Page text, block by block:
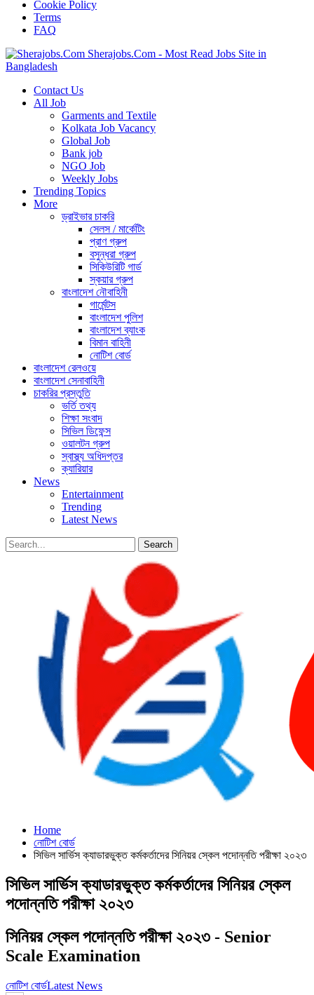
Cookie Policy
Terms
FAQ
Sherajobs.Com - Most Read Jobs Site in
Bangladesh
Contact Us
All Job
Garments and Textile
Kolkata Job Vacancy
Global Job
Bank job
NGO Job
Weekly Jobs
Trending Topics
More
ড্রাইভার চাকরি
সেলস / মার্কেটিং
প্রাণ গ্রুপ
বসুন্ধরা গ্রুপ
সিকিউরিটি গার্ড
স্কয়ার গ্রুপ
বাংলাদেশ নৌবাহিনী
গার্মেন্টস
বাংলাদেশ পুলিশ
বাংলাদেশ ব্যাংক
বিমান বাহিনী
নোটিশ বোর্ড
বাংলাদেশ রেলওয়ে
বাংলাদেশ সেনাবাহিনী
চাকরির প্রস্তুতি
ভর্তি তথ্য
শিক্ষা সংবাদ
সিভিল ডিফেন্স
ওয়ালটন গ্রুপ
স্বাস্থ্য অধিদপ্তর
ক্যারিয়ার
News
Entertainment
Trending
Latest News
Home
নোটিশ বোর্ড
সিভিল সার্ভিস ক্যাডারভুক্ত কর্মকর্তাদের সিনিয়র স্কেল পদোন্নতি পরীক্ষা ২০২৩
সিভিল সার্ভিস ক্যাডারভুক্ত কর্মকর্তাদের সিনিয়র স্কেল
পদোন্নতি পরীক্ষা ২০২৩
সিনিয়র স্কেল পদোন্নতি পরীক্ষা ২০২৩ - Senior
Scale Examination
নোটিশ বোর্ডLatest News